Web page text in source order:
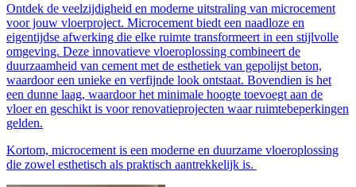
Ontdek de veelzijdigheid en moderne uitstraling van microcement
voor jouw vloerproject. Microcement biedt een naadloze en
eigentijdse afwerking die elke ruimte transformeert in een stijlvolle
omgeving. Deze innovatieve vloeroplossing combineert de
duurzaamheid van cement met de esthetiek van gepolijst beton,
waardoor een unieke en verfijnde look ontstaat. Bovendien is het
een dunne laag, waardoor het minimale hoogte toevoegt aan de
vloer en geschikt is voor renovatieprojecten waar ruimtebeperkingen
gelden.
Kortom, microcement is een moderne en duurzame vloeroplossing
die zowel esthetisch als praktisch aantrekkelijk is.